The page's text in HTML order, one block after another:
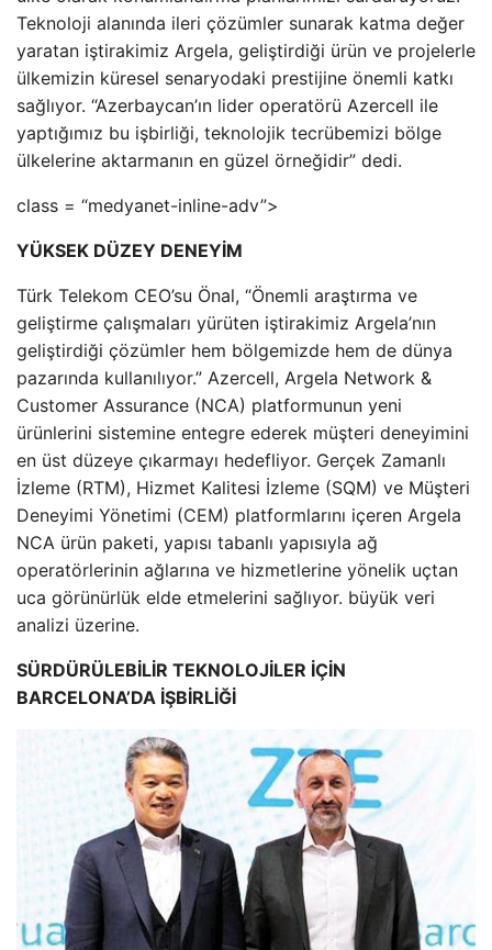
Teknoloji alanında ileri çözümler sunarak katma değer
yaratan iştirakimiz Argela, geliştirdiği ürün ve projelerle
ülkemizin küresel senaryodaki prestijine önemli katkı
sağlıyor. “Azerbaycan’ın lider operatörü Azercell ile
yaptığımız bu işbirliği, teknolojik tecrübemizi bölge
ülkelerine aktarmanın en güzel örneğidir” dedi.
class = “medyanet-inline-adv”>
YÜKSEK DÜZEY DENEYİM
Türk Telekom CEO’su Önal, “Önemli araştırma ve
geliştirme çalışmaları yürüten iştirakimiz Argela’nın
geliştirdiği çözümler hem bölgemizde hem de dünya
pazarında kullanılıyor.” Azercell, Argela Network &
Customer Assurance (NCA) platformunun yeni
ürünlerini sistemine entegre ederek müşteri deneyimini
en üst düzeye çıkarmayı hedefliyor. Gerçek Zamanlı
İzleme (RTM), Hizmet Kalitesi İzleme (SQM) ve Müşteri
Deneyimi Yönetimi (CEM) platformlarını içeren Argela
NCA ürün paketi, yapısı tabanlı yapısıyla ağ
operatörlerinin ağlarına ve hizmetlerine yönelik uçtan
uca görünürlük elde etmelerini sağlıyor. büyük veri
analizi üzerine.
SÜRDÜRÜLEBİLİR TEKNOLOJİLER İÇİN
BARCELONA’DA İŞBİRLİĞİ